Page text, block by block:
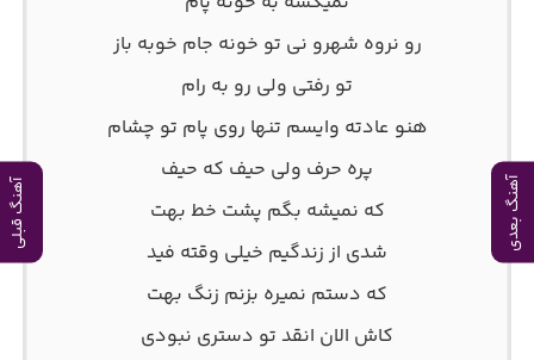
آهنگ بعدی آهنگ قبلی
رو نروه شهرو نی تو خونه جام خوبه باز
تو رفتی ولی رو به رام
هنو عادته وایسم تنها روی پام تو چشام
پره حرف ولی حیف که حیف
که نمیشه بگم پشت خط بهت
شدی از زندگیم خیلی وقته فید
که دستم نمیره بزنم زنگ بهت
کاش الان انقد تو دستری نبودی